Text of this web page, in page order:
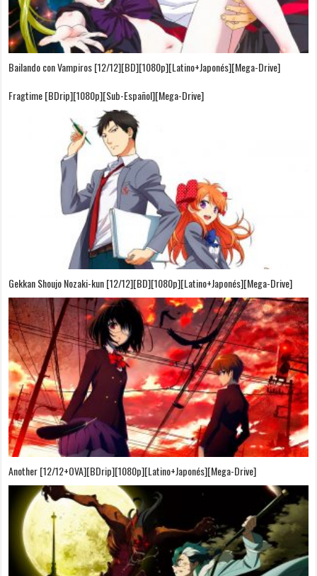
Bailando con Vampiros [12/12][BD][1080p][Latino+Japonés][Mega-Drive]
Fragtime [BDrip][1080p][Sub-Español][Mega-Drive]
Gekkan Shoujo Nozaki-kun [12/12][BD][1080p][Latino+Japonés][Mega-Drive]
Another [12/12+OVA][BDrip][1080p][Latino+Japonés][Mega-Drive]